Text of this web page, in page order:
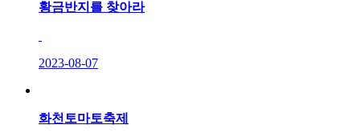
황금반지를 찾아라
2023-08-07
화천토마토축제